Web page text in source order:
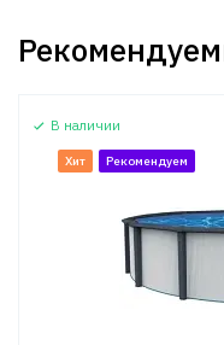
В наличии
Хит Рекомендуем